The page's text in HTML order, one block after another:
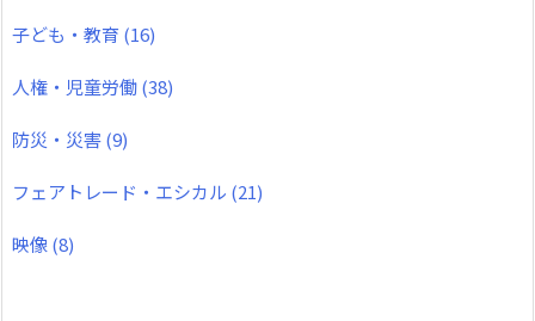
子ども・教育 (16)
人権・児童労働(38)
防災・災害(9)
フェアトレード・エシカル (21)
映像(8)